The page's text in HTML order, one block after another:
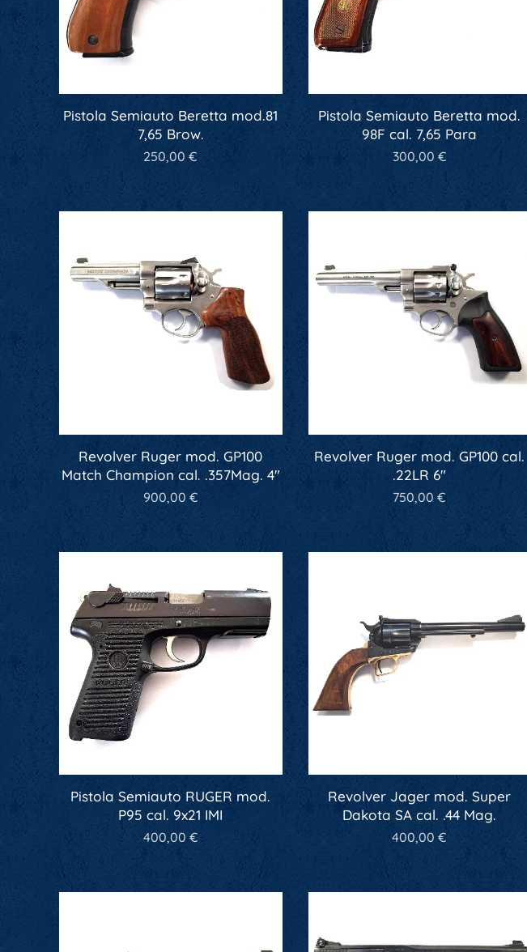
Pistola Semiauto Beretta mod.81
7,65 Brow.
250,00 €
Pistola Semiauto Beretta mod.
98F cal. 7,65 Para
300,00 €
Revolver Ruger mod. GP100
Match Champion cal. .357Mag. 4"
900,00 €
Revolver Ruger mod. GP100 cal.
.22LR 6"
750,00 €
Pistola Semiauto RUGER mod.
P95 cal. 9x21 IMI
400,00 €
Revolver Jager mod. Super
Dakota SA cal. .44 Mag.
400,00 €